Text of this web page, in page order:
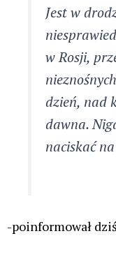
Jest w
w Rosji,
dzień, nad
dawna.
naciskać
-poinformował